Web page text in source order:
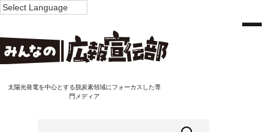
太陽光発電を中心とする脱炭素領域にフォーカスした専
門メディア